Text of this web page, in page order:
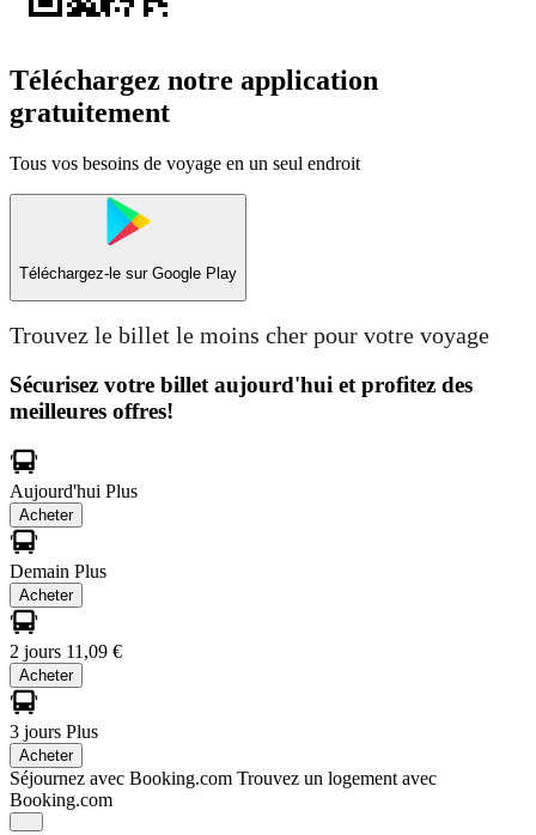
Téléchargez notre application
gratuitement
Tous vos besoins de voyage en un seul endroit
Téléchargez-le sur Google Play
Trouvez le billet le moins cher pour votre voyage
Sécurisez votre billet aujourd'hui et profitez des
meilleures offres!
Aujourd'hui Plus
Acheter
Demain Plus
Acheter
2 jours 11,09 €
Acheter
3 jours Plus
Acheter
Séjournez avec Booking.com Trouvez un logement avec
Booking.com